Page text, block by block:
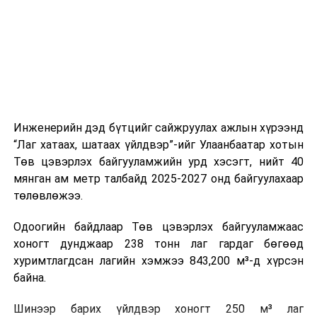
өдөр тутмын ажлын бэлэн байдлыг хангах зэрэг
практик ур чадварыг сургалтын хөтөлбөрт тусгажээ.
Сургалтыг танилцуулах лекц, асуулт-хариулт,
жишээнд суурилсан сургалт, багаар ажиллах дасгал,
танилцах, онцгой нөхцөлд ажиллах дадлага зэрэг
онол, практик хосолсон хэлбэрээр зохион байгуулж
байна.
зохион байгуулах Үндэсний хорооны Ажлын алба,
Инженерийн дэд бүтцийг сайжруулах ажлын хүрээнд
“Лаг хатаах, шатаах үйлдвэр”-ийг Улаанбаатар хотын
Төв цэвэрлэх байгууламжийн урд хэсэгт, нийт 40
мянган ам метр талбайд 2025-2027 онд байгуулахаар
төлөвлөжээ.
Одоогийн байдлаар Төв цэвэрлэх байгууламжаас
хоногт дунджаар 238 тонн лаг гардаг бөгөөд
хуримтлагдсан лагийн хэмжээ 843,200 м³-д хүрсэн
байна.
Шинээр барих үйлдвэр хоногт 250 м³ лаг